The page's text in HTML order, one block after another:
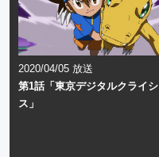
2020/04/05 放送
第1話「東京デジタルクライシ
ス」